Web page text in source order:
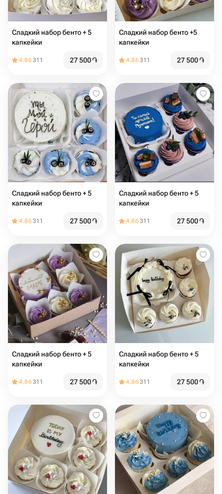
Сладкий набор бенто + 5
капкейки
4.86311 27 500֏
Сладкий набор бенто +5
капкейки
4.86311 27 500֏
Сладкий набор бенто + 5
капкейки
4.86311 27 500֏
Сладкий набор бенто + 5
капкейки
4.86311 27 500֏
Сладкий набор бенто + 5
капкейки
4.86311 27 500֏
Сладкий набор бенто + 5
капкейки
4.86311 27 500֏